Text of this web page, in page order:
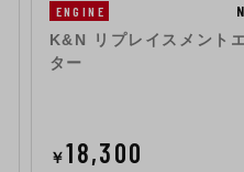
ENGINE
K&N リプレイスメント
ター
￥18,300